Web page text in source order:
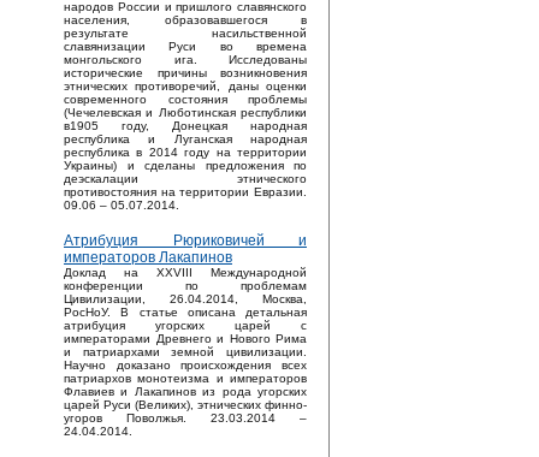
народов России и пришлого славянского
населения, образовавшегося в
результате насильственной
славянизации Руси во времена
монгольского ига. Исследованы
исторические причины возникновения
этнических противоречий, даны оценки
современного состояния проблемы
(Чечелевская и Люботинская республики
в1905 году, Донецкая народная
республика и Луганская народная
республика в 2014 году на территории
Украины) и сделаны предложения по
деэскалации этнического
противостояния на территории Евразии.
09.06 – 05.07.2014.
Атрибуция Рюриковичей и
императоров Лакапинов
Доклад на XXVIII Международной
конференции по проблемам
Цивилизации, 26.04.2014, Москва,
РосНоУ. В статье описана детальная
атрибуция угорских царей с
императорами Древнего и Нового Рима
и патриархами земной цивилизации.
Научно доказано происхождения всех
патриархов монотеизма и императоров
Флавиев и Лакапинов из рода угорских
царей Руси (Великих), этнических финно-
угоров Поволжья. 23.03.2014 –
24.04.2014.